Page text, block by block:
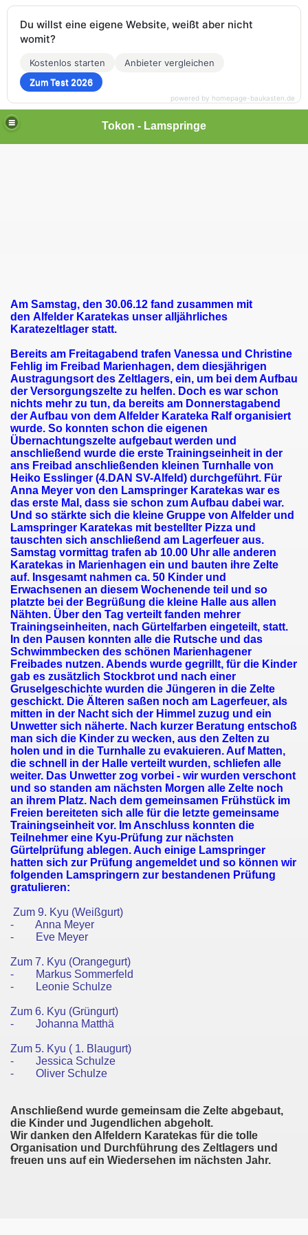
Tokon - Lamspringe
Am Samstag, den 30.06.12 fand zusammen mit
den Alfelder Karatekas unser alljährliches
Karatezeltlager statt.
Bereits am Freitagabend trafen Vanessa und Christine
Fehlig im Freibad Marienhagen, dem diesjährigen
Austragungsort des Zeltlagers, ein, um bei dem Aufbau
der Versorgungszelte zu helfen. Doch es war schon
nichts mehr zu tun, da bereits am Donnerstagabend
der Aufbau von dem Alfelder Karateka Ralf organisiert
wurde. So konnten schon die eigenen
Übernachtungszelte aufgebaut werden und
anschließend wurde die erste Trainingseinheit in der
ans Freibad anschließenden kleinen Turnhalle von
Heiko Esslinger (4.DAN SV-Alfeld) durchgeführt. Für
Anna Meyer von den Lamspringer Karatekas war es
das erste Mal, dass sie schon zum Aufbau dabei war.
Und so stärkte sich die kleine Gruppe von Alfelder und
Lamspringer Karatekas mit bestellter Pizza und
tauschten sich anschließend am Lagerfeuer aus.
Samstag vormittag trafen ab 10.00 Uhr alle anderen
Karatekas in Marienhagen ein und bauten ihre Zelte
auf. Insgesamt nahmen ca. 50 Kinder und
Erwachsenen an diesem Wochenende teil und so
platzte bei der Begrüßung die kleine Halle aus allen
Nähten. Über den Tag verteilt fanden mehrer
Trainingseinheiten, nach Gürtelfarben eingeteilt, statt.
In den Pausen konnten alle die Rutsche und das
Schwimmbecken des schönen Marienhagener
Freibades nutzen. Abends wurde gegrillt, für die Kinder
gab es zusätzlich Stockbrot und nach einer
Gruselgeschichte wurden die Jüngeren in die Zelte
geschickt. Die Älteren saßen noch am Lagerfeuer, als
mitten in der Nacht sich der Himmel zuzug und ein
Unwetter sich näherte. Nach kurzer Beratung entschoß
man sich die Kinder zu wecken, aus den Zelten zu
holen und in die Turnhalle zu evakuieren. Auf Matten,
die schnell in der Halle verteilt wurden, schliefen alle
weiter. Das Unwetter zog vorbei - wir wurden verschont
und so standen am nächsten Morgen alle Zelte noch
an ihrem Platz. Nach dem gemeinsamen Frühstück im
Freien bereiteten sich alle für die letzte gemeinsame
Trainingseinheit vor. Im Anschluss konnten die
Teilnehmer eine Kyu-Prüfung zur nächsten
Gürtelprüfung ablegen. Auch einige Lamspringer
hatten sich zur Prüfung angemeldet und so können wir
folgenden Lamspringern zur bestandenen Prüfung
gratulieren:
Zum 9. Kyu (Weißgurt)
-
Anna Meyer
-
Eve Meyer
Zum 7. Kyu (Orangegurt)
-
Markus Sommerfeld
- Leonie Schulze
Zum 6. Kyu (Grüngurt)
-
Johanna Matthä
Zum 5. Kyu ( 1. Blaugurt)
-
Jessica Schulze
-
Oliver Schulze
Anschließend wurde gemeinsam die Zelte abgebaut,
die Kinder und Jugendlichen abgeholt.
Wir danken den Alfeldern Karatekas für die tolle
Organisation und Durchführung des Zeltlagers und
freuen uns auf ein Wiedersehen im nächsten Jahr.
2012
Fehlig
08.09.12
Du willst eine eigene Website, weißt aber nicht
womit?
Kostenlos starten
Anbieter vergleichen
Zum Test 2026
powered by homepage-baukasten.de